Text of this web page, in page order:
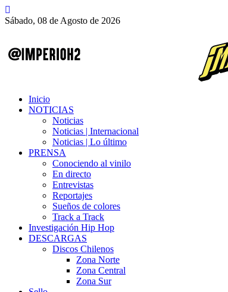
Sábado, 08 de Agosto de 2026
Inicio
NOTICIAS
Noticias
Noticias | Internacional
Noticias | Lo último
PRENSA
Conociendo al vinilo
En directo
Entrevistas
Reportajes
Sueños de colores
Track a Track
Investigación Hip Hop
DESCARGAS
Discos Chilenos
Zona Norte
Zona Central
Zona Sur